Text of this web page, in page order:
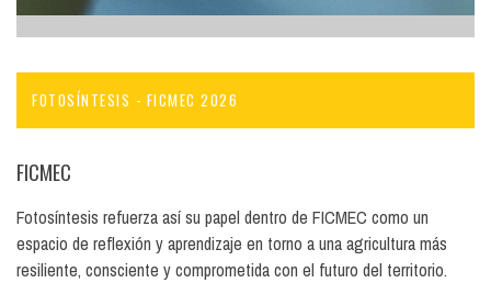
FOTOSÍNTESIS - FICMEC 2026
FICMEC
Fotosíntesis refuerza así su papel dentro de FICMEC como un
espacio de reflexión y aprendizaje en torno a una agricultura más
resiliente, consciente y comprometida con el futuro del territorio.